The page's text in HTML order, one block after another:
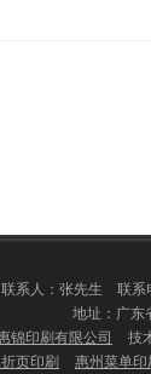
联系人：张先生 联系
地址：广东
锦印刷有限公司 技
页印刷 惠州菜单印